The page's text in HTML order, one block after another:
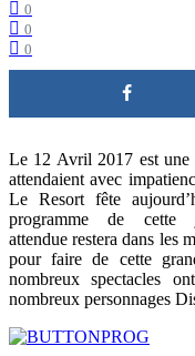
0
0
0
Le 12 Avril 2017 est une
attendaient avec
Le Resort fête
programme de cette
attendue restera dans les
pour faire de cette
nombreux spectacles
nombreux personnages